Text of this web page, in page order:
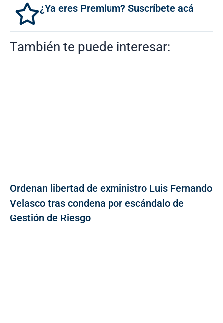
¿Ya eres Premium? Suscríbete acá
También te puede interesar:
Ordenan libertad de exministro Luis Fernando
Velasco tras condena por escándalo de
Gestión de Riesgo